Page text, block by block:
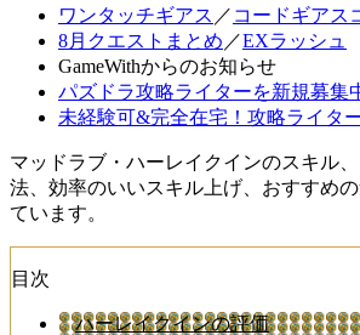
ワンタッチギアス ／ コードギアス
8月クエストまとめ ／EXラッシュ
GameWithからのお知らせ
パズドラ攻略ライターを新規募集
未経験可&完全在宅！攻略ライタ
マッドラブ・ハーレイクインのスキル
法、効率のいいスキル上げ、おすすめ
ています。
目次
ハーレイクインの評価